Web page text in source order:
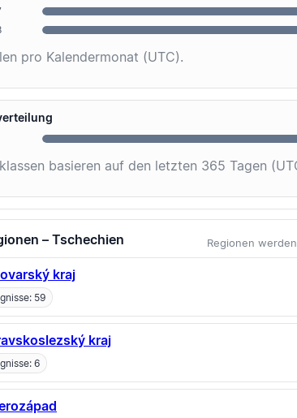
pro Kalendermonat (UTC).
basieren auf den letzten 365 Tagen
– Tschechien Regionen
kraj
59
kraj
6